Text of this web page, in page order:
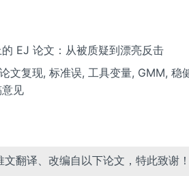
EJ 论文：从被质疑到漂亮反击
文复现, 标准误, 工具变量, GMM, 稳
见
文翻译、改编自以下论文，特此致谢！